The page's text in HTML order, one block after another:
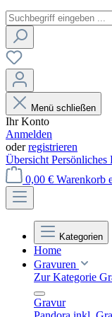
Menü schließen
Ihr Konto
Anmelden
oderregistrieren
ÜbersichtPersönliches
0,00 € Warenkorb
Kategorien
Home
Gravuren
Zur Kategorie
Gravur